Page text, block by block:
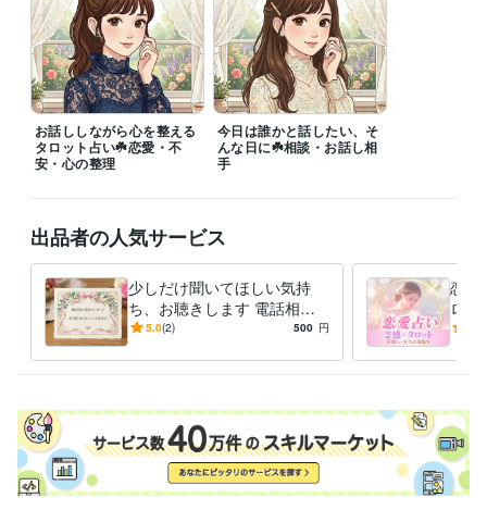
✎*┈┈┈┈┈┈┈┈┈┈┈
⋆⋆本日も素敵な一日を！⋆⋆
ここは、静かに心を整える場所です。
言葉にならない疲れや、ひとりで抱えている気持ちを、そっと置いて行
ってください。
ちょっと疲れた日は、無理に答えを出さなくても大丈夫です。
職歴
ココナラ/お茶飲み友達⭐楓の家 2021年4月 ~ 2025年11月
福祉・某介護サービス会社 2009年3月 ~ 2020年12月
ココナラ/静処☘️楓の家 2025年12月 ~ 現在
受賞歴
元旦にプラチナランクアップ、おめでたいで賞 感動のおひねり頂き
で賞
資格・検定
介護福祉士 取得年 : 2015年
日本推進カウンセラー協会認定/心理カウンセラー 取得年 : 2019年
お話ししながら心を整える
タロット占い☘️恋愛・不
安・心の整理
今日は誰かと話したい、そ
んな日に☘️相談・お話し相
手
出品者の人気サービス
少しだけ聞いてほしい気持
ち、お聴きします 電話相談
のあとの追加メッセージ用と
5.0(2) 500 円
恋の
ロッ
るあ